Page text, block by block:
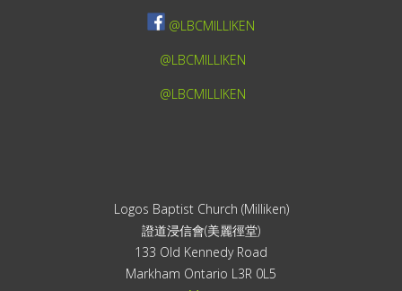
Logos Baptist Church (Milliken)
證道浸信會(美麗徑堂)
133 Old Kennedy Road
Markham Ontario L3R 0L5
@LBCMILLIKEN
@LBCMILLIKEN
@LBCMILLIKEN